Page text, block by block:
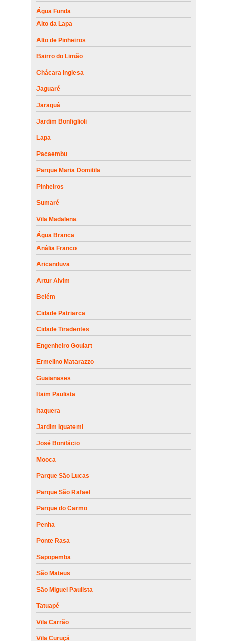
Água Funda
Alto da Lapa
Alto de Pinheiros
Bairro do Limão
Chácara Inglesa
Jaguaré
Jaraguá
Jardim Bonfiglioli
Lapa
Pacaembu
Parque Maria Domitila
Pinheiros
Sumaré
Vila Madalena
Água Branca
Anália Franco
Aricanduva
Artur Alvim
Belém
Cidade Patriarca
Cidade Tiradentes
Engenheiro Goulart
Ermelino Matarazzo
Guaianases
Itaim Paulista
Itaquera
Jardim Iguatemi
José Bonifácio
Mooca
Parque São Lucas
Parque São Rafael
Parque do Carmo
Penha
Ponte Rasa
Sapopemba
São Mateus
São Miguel Paulista
Tatuapé
Vila Carrão
Vila Curuçá